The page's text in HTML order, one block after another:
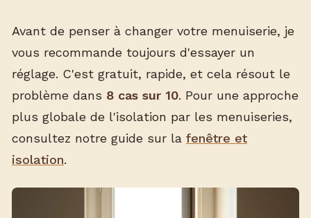
Avant de penser à changer votre menuiserie, je
vous recommande toujours d'essayer un
réglage. C'est gratuit, rapide, et cela résout le
problème dans 8 cas sur 10. Pour une approche
plus globale de l'isolation par les menuiseries,
consultez notre guide sur la fenêtre et
isolation.